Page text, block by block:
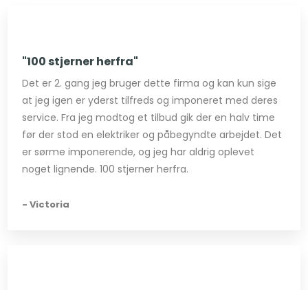
"100 stjerner herfra​"
Det er 2. gang jeg bruger dette firma og kan kun sige
at jeg igen er yderst tilfreds og imponeret med deres
service. Fra jeg modtog et tilbud gik der en halv time
før der stod en elektriker og påbegyndte arbejdet. Det
er sørme imponerende, og jeg har aldrig oplevet
noget lignende. 100 stjerner herfra​.
- Victoria